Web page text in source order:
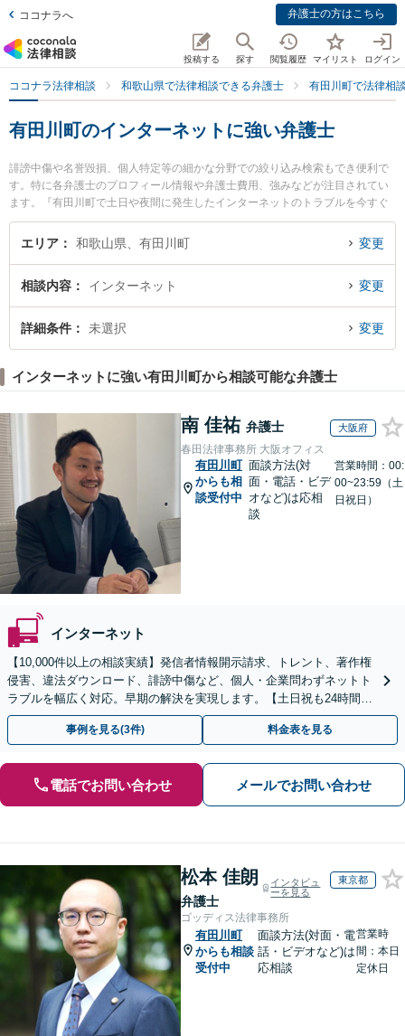
ココナラへ 弁護士の方はこちら
投稿する 探す 閲覧履歴 マイリスト ログイン
ココナラ法律相談 和歌山県で法律相談できる弁護士 有田川町で法律相
有田川町のインターネットに強い弁護士
誹謗中傷や名誉毀損、個人特定等の細かな分野での絞り込み検索もでき便利で
す。特に各弁護士のプロフィール情報や弁護士費用、強みなどが注目されてい
ます。『有田川町で土日や夜間に発生したインターネットのトラブルを今すぐ
に弁護士に相談したい』『インターネットのトラブル解決の実績豊富な近くの
弁護士を検索したい』『初回相談無料でインターネットを法律相談できる有田
エリア 和歌山県、有田川町 変更
相談内容 インターネット 変更
詳細条件 未選択 変更
インターネットに強い有田川町から相談可能な弁護士
南 佳祐 弁護士 大阪府
春田法律事務所 大阪オフィス
有田川町
からも相
談受付中
面談方法(対
面・電話・ビデ
オなど)は応相
談
営業時間：00:
00~23:59（土
日祝日）
インターネット
【10,000件以上の相談実績】発信者情報開示請求、トレント、著作権
侵害、違法ダウンロード、誹謗中傷など、個人・企業問わずネットト
ラブルを幅広く対応。早期の解決を実現します。【土日祝も24時間受
付／初回相談無料】
事例を見る(3件) 料金表を見る
電話でお問い合わせ メールでお問い合わせ
松本 佳朗
弁護士
インタビュ
ーを見る
東京都
ゴッディス法律事務所
有田川町
からも相談
受付中
面談方法(対面・電
話・ビデオなど)は
応相談
営業時
間：本日
定休日